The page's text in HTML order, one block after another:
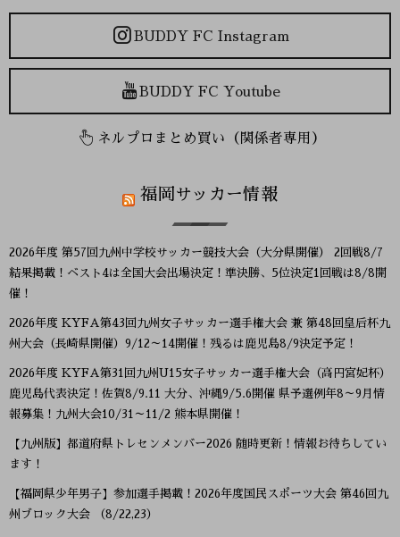
BUDDY FC Instagram
BUDDY FC Youtube
ネルプロまとめ買い（関係者専用）
福岡サッカー情報
2026年度 第57回九州中学校サッカー競技大会（大分県開催） 2回戦8/7
結果掲載！ベスト4は全国大会出場決定！準決勝、5位決定1回戦は8/8開
催！
2026年度 KYFA第43回九州女子サッカー選手権大会 兼 第48回皇后杯九
州大会（長崎県開催）9/12～14開催！残るは鹿児島8/9決定予定！
2026年度 KYFA第31回九州U15女子サッカー選手権大会（高円宮妃杯）
鹿児島代表決定！佐賀8/9.11 大分、沖縄9/5.6開催 県予選例年8～9月情
報募集！九州大会10/31～11/2 熊本県開催！
【九州版】都道府県トレセンメンバー2026 随時更新！情報お待ちしてい
ます！
【福岡県少年男子】参加選手掲載！2026年度国民スポーツ大会 第46回九
州ブロック大会 （8/22,23）